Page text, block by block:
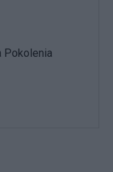
Pokolenia